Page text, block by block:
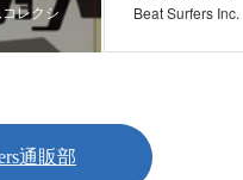
レクシ
Beat Surfers Inc.